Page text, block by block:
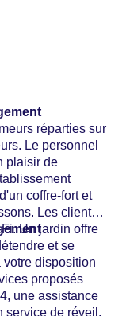
réparties sur
Le personnel
plaisir de
coffre-fort et
Les clients
Un jardin offre
et se
votre disposition
proposés
une assistance
service de réveil,